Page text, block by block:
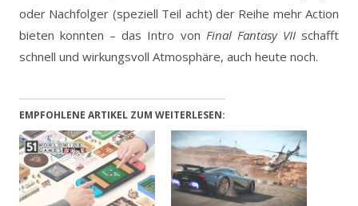
oder Nachfolger (speziell Teil acht) der Reihe mehr Action
bieten konnten – das Intro von Final Fantasy VIIschafft
schnell und wirkungsvoll Atmosphäre, auch heute noch.
EMPFOHLENE ARTIKEL ZUM WEITERLESEN: